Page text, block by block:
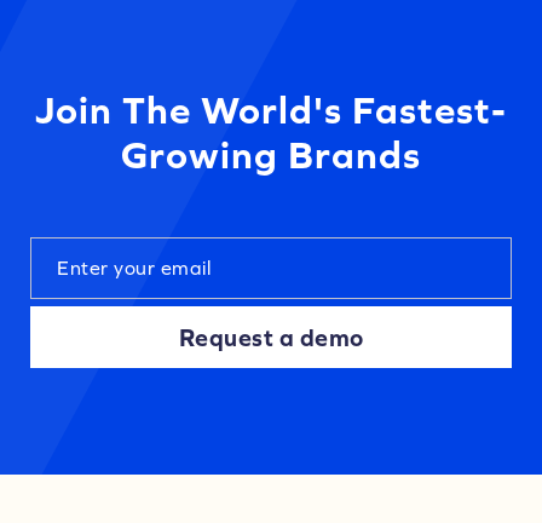
Join The World's Fastest-
Growing Brands
Request a demo